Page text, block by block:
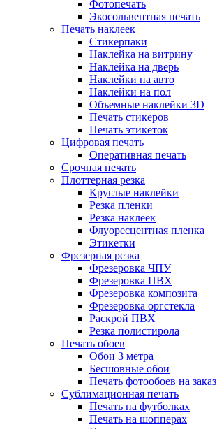
Фотопечать
Экосольвентная печать
Печать наклеек
Стикерпаки
Наклейка на витрину
Наклейка на дверь
Наклейки на авто
Наклейки на пол
Объемные наклейки 3D
Печать стикеров
Печать этикеток
Цифровая печать
Оперативная печать
Срочная печать
Плоттерная резка
Круглые наклейки
Резка пленки
Резка наклеек
Флуоресцентная пленка
Этикетки
Фрезерная резка
Фрезеровка ЧПУ
Фрезеровка ПВХ
Фрезеровка композита
Фрезеровка оргстекла
Раскрой ПВХ
Резка полистирола
Печать обоев
Обои 3 метра
Бесшовные обои
Печать фотообоев на заказ
Сублимационная печать
Печать на футболках
Печать на шопперах